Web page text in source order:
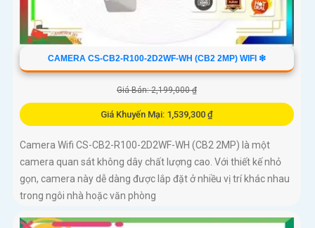
CAMERA CS-CB2-R100-2D2WF-WH (CB2 2MP) WIFI ❇
Giá Bán: 2,199,000 ₫
Giá Khuyến Mại: 1,539,300 ₫
Camera Wifi CS-CB2-R100-2D2WF-WH (CB2 2MP) là một
camera quan sát không dây chất lượng cao. Với thiết kế nhỏ
gọn, camera này dễ dàng được lắp đặt ở nhiều vị trí khác nhau
trong ngôi nhà hoặc văn phòng